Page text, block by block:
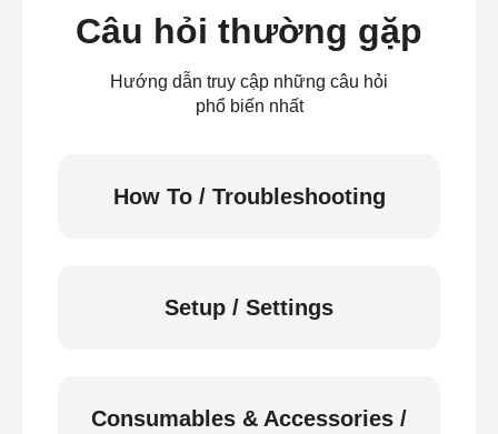
Câu hỏi thường gặp
Hướng dẫn truy cập những câu hỏi
phổ biến nhất
How To / Troubleshooting
Setup / Settings
Consumables & Accessories /